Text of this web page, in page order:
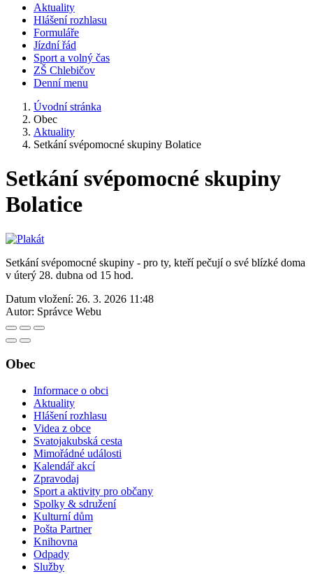
Aktuality
Hlášení rozhlasu
Formuláře
Jízdní řád
Sport a volný čas
ZŠ Chlebičov
Denní menu
Úvodní stránka
Obec
Aktuality
Setkání svépomocné skupiny Bolatice
Setkání svépomocné skupiny
Bolatice
Setkání svépomocné skupiny - pro ty, kteří pečují o své blízké doma
v úterý 28. dubna od 15 hod.
Datum vložení: 26. 3. 2026 11:48
Autor: Správce Webu
Obec
Informace o obci
Aktuality
Hlášení rozhlasu
Videa z obce
Svatojakubská cesta
Mimořádné události
Kalendář akcí
Zpravodaj
Sport a aktivity pro občany
Spolky & sdružení
Kulturní dům
Pošta Partner
Knihovna
Odpady
Služby